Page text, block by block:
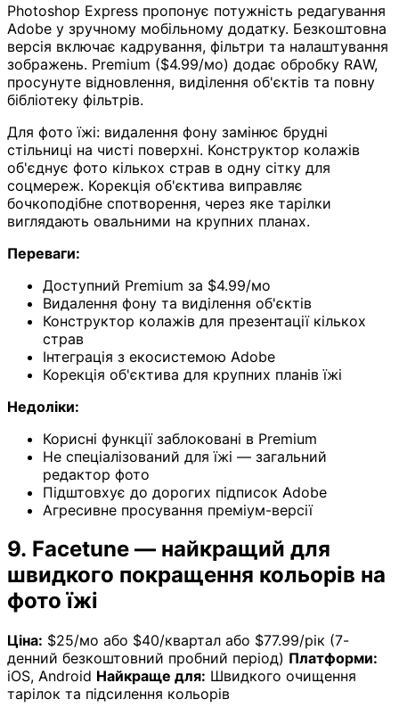
Photoshop Express пропонує потужність редагування
Adobe у зручному мобільному додатку. Безкоштовна
версія включає кадрування, фільтри та налаштування
зображень. Premium ($4.99/мо) додає обробку RAW,
просунуте відновлення, виділення об'єктів та повну
бібліотеку фільтрів.
Для фото їжі: видалення фону замінює брудні
стільниці на чисті поверхні. Конструктор колажів
об'єднує фото кількох страв в одну сітку для
соцмереж. Корекція об'єктива виправляє
бочкоподібне спотворення, через яке тарілки
виглядають овальними на крупних планах.
Переваги:
Доступний Premium за $4.99/мо
Видалення фону та виділення об'єктів
Конструктор колажів для презентації кількох
страв
Інтеграція з екосистемою Adobe
Корекція об'єктива для крупних планів їжі
Недоліки:
Корисні функції заблоковані в Premium
Не спеціалізований для їжі — загальний
редактор фото
Підштовхує до дорогих підписок Adobe
Агресивне просування преміум-версії
9. Facetune — найкращий для
швидкого покращення кольорів на
фото їжі
Ціна: $25/мо або $40/квартал або $77.99/рік (7-
денний безкоштовний пробний період) Платформи:
iOS, Android Найкраще для: Швидкого очищення
тарілок та підсилення кольорів